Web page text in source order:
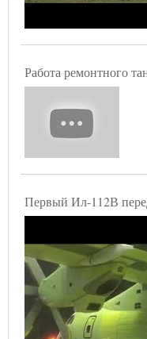
Работа ремонтного
Первый Ил-112В